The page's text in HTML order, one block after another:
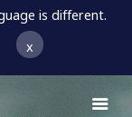
is different.
x